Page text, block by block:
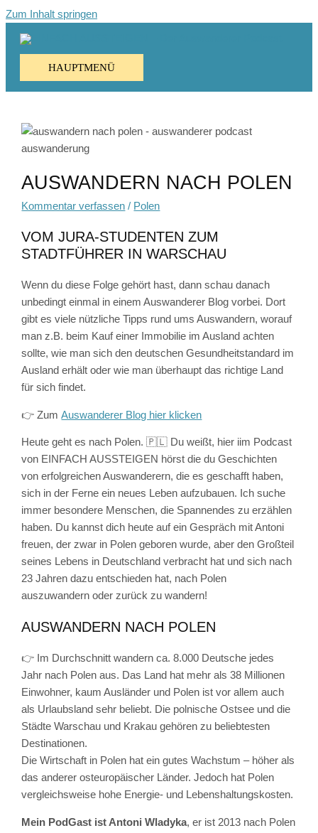
Zum Inhalt springen
HAUPTMENÜ
AUSWANDERN NACH POLEN
Kommentar verfassen / Polen
VOM JURA-STUDENTEN ZUM
STADTFÜHRER IN WARSCHAU
Wenn du diese Folge gehört hast, dann schau danach
unbedingt einmal in einem Auswanderer Blog vorbei. Dort
gibt es viele nützliche Tipps rund ums Auswandern, worauf
man z.B. beim Kauf einer Immobilie im Ausland achten
sollte, wie man sich den deutschen Gesundheitstandard im
Ausland erhält oder wie man überhaupt das richtige Land
für sich findet.
👉 ZumAuswanderer Blog hier klicken
Heute geht es nach Polen. 🇵🇱 Du weißt, hier iim Podcast
von EINFACH AUSSTEIGEN hörst die du Geschichten
von erfolgreichen Auswanderern, die es geschafft haben,
sich in der Ferne ein neues Leben aufzubauen. Ich suche
immer besondere Menschen, die Spannendes zu erzählen
haben. Du kannst dich heute auf ein Gespräch mit Antoni
freuen, der zwar in Polen geboren wurde, aber den Großteil
seines Lebens in Deutschland verbracht hat und sich nach
23 Jahren dazu entschieden hat, nach Polen
auszuwandern oder zurück zu wandern!
AUSWANDERN NACH POLEN
👉 Im Durchschnitt wandern ca. 8.000 Deutsche jedes
Jahr nach Polen aus. Das Land hat mehr als 38 Millionen
Einwohner, kaum Ausländer und Polen ist vor allem auch
als Urlaubsland sehr beliebt. Die polnische Ostsee und die
Städte Warschau und Krakau gehören zu beliebtesten
Destinationen.
Die Wirtschaft in Polen hat ein gutes Wachstum – höher als
das anderer osteuropäischer Länder. Jedoch hat Polen
vergleichsweise hohe Energie- und Lebenshaltungskosten.
Mein PodGast ist Antoni Wladyka, er ist 2013 nach Polen